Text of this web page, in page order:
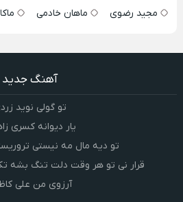
مجید رضوی
ماهان خادمی
آهنگ جدید
تو گولی نوید
یار دیوانه کسری
تو دیه مال مه نیستی
قرار نی تو هر وقت دلت تنگ بشه
آرزوی من علی